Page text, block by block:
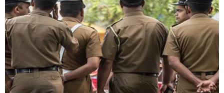
07/08/2026 08:38
Dự án đường sắt nhẹ Phú Quốc sẽ
vận hành chạy thử nghiệm vào giữa
năm 2027
07/08/2026 08:28